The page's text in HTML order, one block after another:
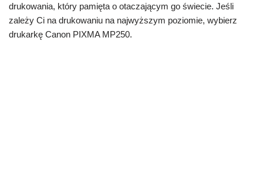
drukowania, który pamięta o otaczającym go świecie. Jeśli
zależy Ci na drukowaniu na najwyższym poziomie, wybierz
drukarkę Canon PIXMA MP250.